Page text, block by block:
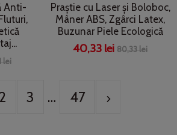
Anti-
lei
Praștie cu Laser și Boloboc,
Mâner ABS, Zgârci Latex,
Buzunar Piele Ecologică
40,33 lei80,33 lei
2 3 … 47